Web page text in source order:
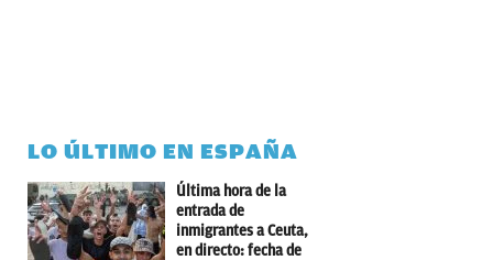
LO ÚLTIMO EN ESPAÑA
Última hora de la
entrada de
inmigrantes a Ceuta,
en directo: fecha de